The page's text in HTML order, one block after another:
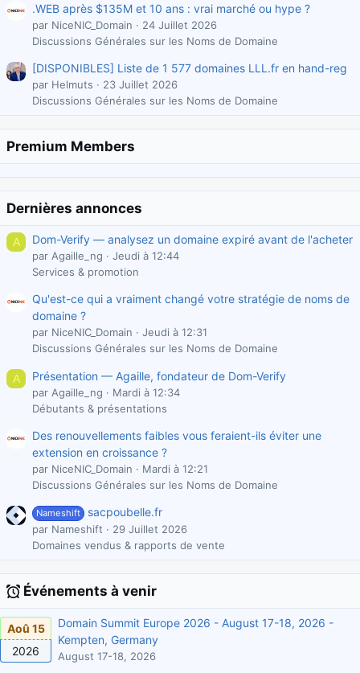
.WEB après $135M et 10 ans : vrai marché ou hype ?
par NiceNIC_Domain
24 Juillet 2026
Discussions Générales sur les Noms de Domaine
[DISPONIBLES] Liste de 1 577 domaines LLL.fr en hand-reg
par Helmuts
23 Juillet 2026
Discussions Générales sur les Noms de Domaine
Premium Members
Dernières annonces
A Dom-Verify — analysez un domaine expiré avant de l'acheter
par Agaille_ng
Jeudi à 12:44
Services & promotion
Qu'est-ce qui a vraiment changé votre stratégie de noms de
domaine ?
par NiceNIC_Domain
Jeudi à 12:31
Discussions Générales sur les Noms de Domaine
A Présentation — Agaille, fondateur de Dom-Verify
par Agaille_ng
Mardi à 12:34
Débutants & présentations
Des renouvellements faibles vous feraient-ils éviter une
extension en croissance ?
par NiceNIC_Domain
Mardi à 12:21
Discussions Générales sur les Noms de Domaine
Nameshift sacpoubelle.fr
par Nameshift
29 Juillet 2026
Domaines vendus & rapports de vente
Événements à venir
Aoû 15
2026
Domain Summit Europe 2026 - August 17-18, 2026 -
Kempten, Germany
August 17-18, 2026